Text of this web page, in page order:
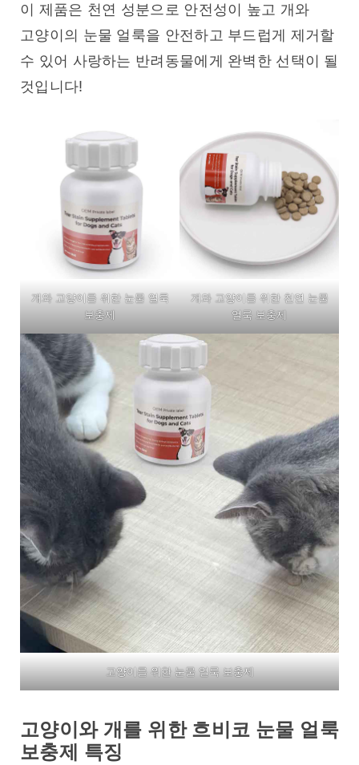
이 제품은 천연 성분으로 안전성이 높고 개와
고양이의 눈물 얼룩을 안전하고 부드럽게 제거할
수 있어 사랑하는 반려동물에게 완벽한 선택이 될
것입니다!
개와 고양이를 위한 눈물 얼룩
보충제
개와 고양이를 위한 천연 눈물
얼룩 보충제
고양이를 위한 눈물 얼룩 보충제
고양이와 개를 위한 흐비코 눈물 얼룩
보충제 특징